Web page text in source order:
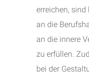
erreichen,
an die
an die innere
zu erfüllen.
bei der